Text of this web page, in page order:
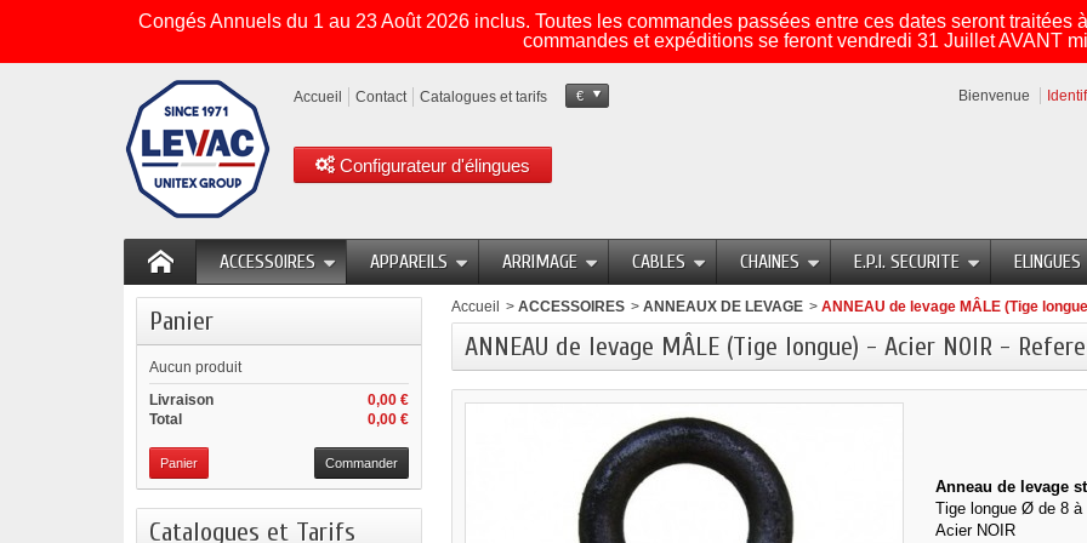
Congés Annuels du 1 au 23 Août 2026 inclus. Toutes les commandes passées entre ces dates seront traitées
commandes et expéditions se feront vendredi 31 Juillet AVANT
Accueil Contact Catalogues et tarifs
Configurateur d'élingues
€ Bienvenue
ACCESSOIRES APPAREILS ARRIMAGE CABLES CHAINES E.P.I. SECURITE ELINGUES
Panier
Aucun produit
0,00 €
Livraison
0,00 €
Total
Panier Commander
Catalogues et Tarifs
Accueil > ACCESSOIRES > ANNEAUX DE LEVAGE > ANNEAU de levage MÂLE (Tige
ANNEAU de levage MÂLE (Tige longue) - Acier NOIR -
Anneau de levage
Tige longue Ø de 8 à
Acier NOIR